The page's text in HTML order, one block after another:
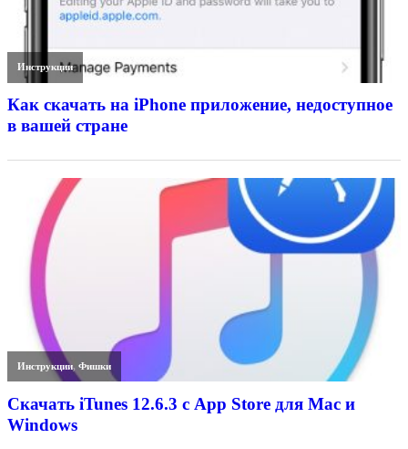
Инструкции
Как скачать на iPhone приложение, недоступное
в вашей стране
Инструкции,Фишки
Скачать iTunes 12.6.3 с App Store для Mac и
Windows